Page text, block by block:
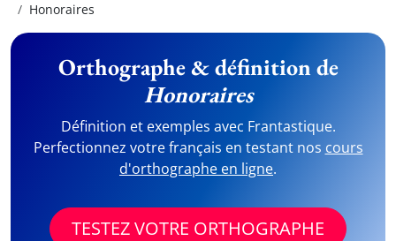
Honoraires
Orthographe & définition de
Honoraires
Définition et exemples avec Frantastique.
Perfectionnez votre français en testant nos cours
d'orthographe en ligne.
TESTEZ VOTRE ORTHOGRAPHE